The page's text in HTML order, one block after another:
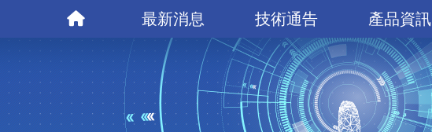
最新消息 技術通告 產品資訊